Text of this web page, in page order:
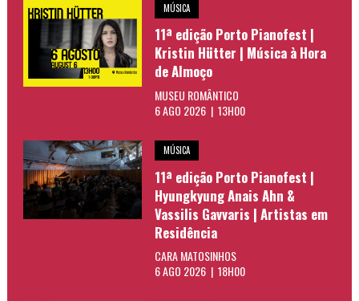
MÚSICA
11ª edição Porto Pianofest |
Kristin Hütter | Música à Hora
de Almoço
MUSEU ROMÂNTICO
6 AGO 2026 | 13H00
MÚSICA
11ª edição Porto Pianofest |
Hyungkyung Anais Ahn &
Vassilis Gavvaris | Artistas em
Residência
CARA MATOSINHOS
6 AGO 2026 | 18H00